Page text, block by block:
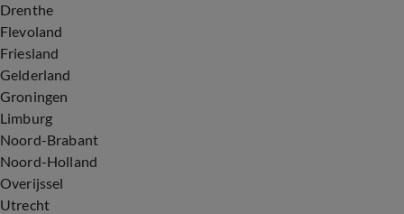
Drenthe
Flevoland
Friesland
Gelderland
Groningen
Limburg
Noord-Brabant
Noord-Holland
Overijssel
Utrecht